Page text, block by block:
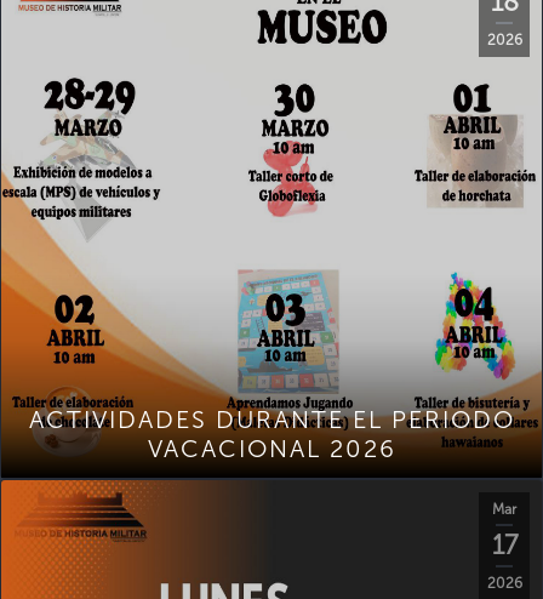
2026
ACTIVIDADES DURANTE EL PERIODO
VACACIONAL 2026
Mar
17
2026